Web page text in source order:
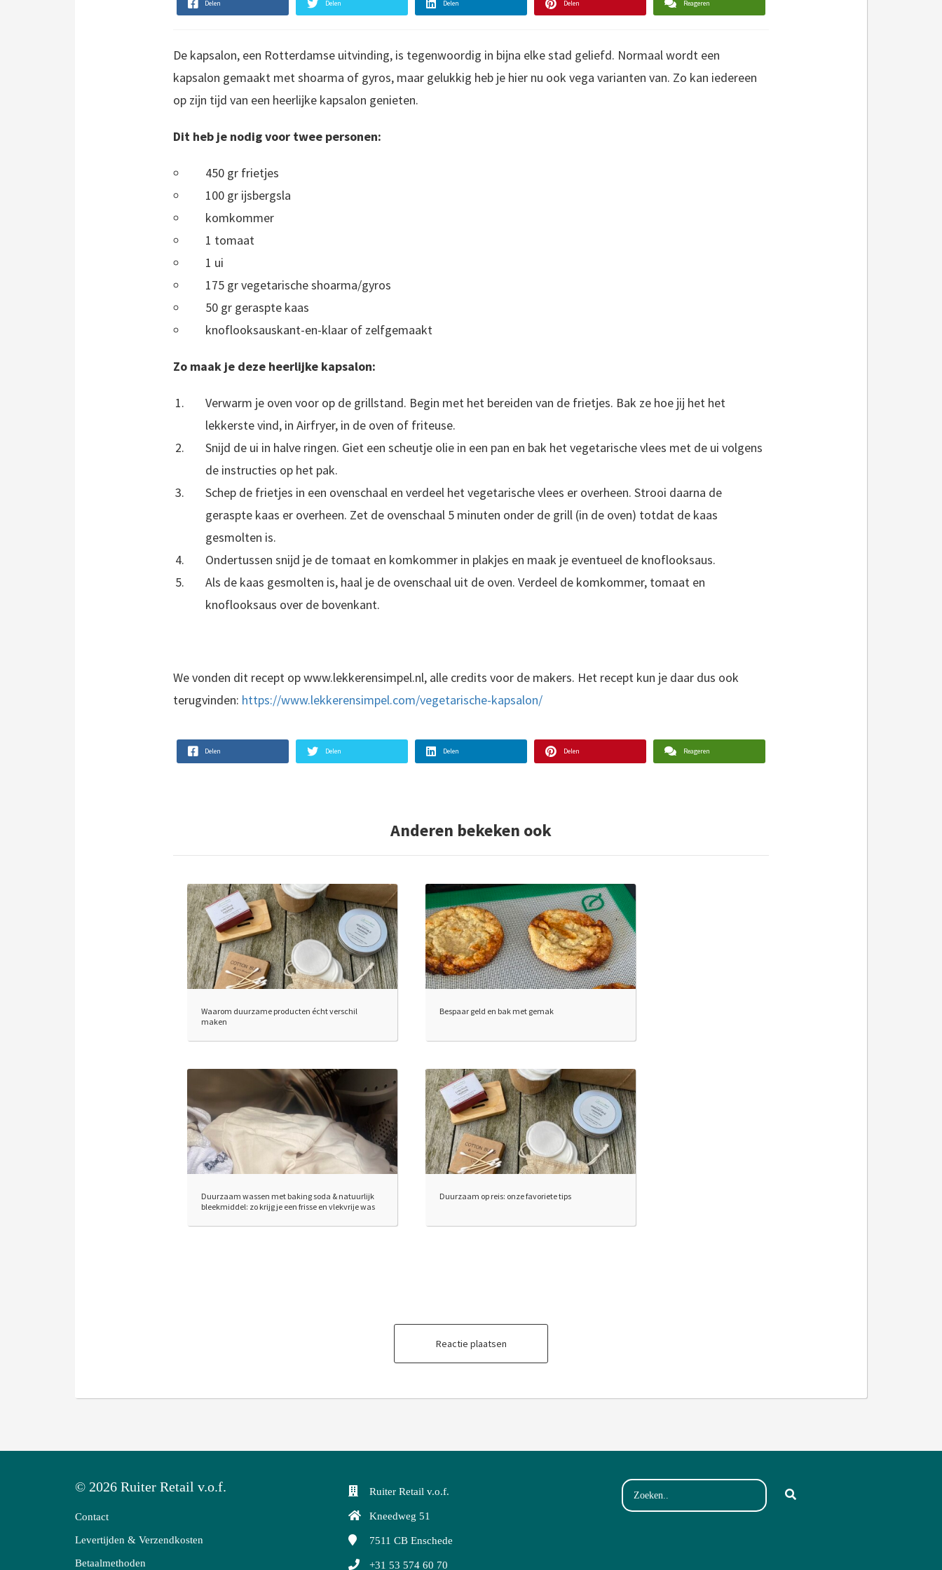
Delen Delen Delen Delen Reageren
De kapsalon, een Rotterdamse uitvinding, is tegenwoordig in bijna elke stad geliefd. Normaal wordt een
kapsalon gemaakt met shoarma of gyros, maar gelukkig heb je hier nu ook vega varianten van. Zo kan iedereen
op zijn tijd van een heerlijke kapsalon genieten.
Dit heb je nodig voor twee personen:
450 gr frietjes
100 gr ijsbergsla
komkommer
1 tomaat
1 ui
175 gr vegetarische shoarma/gyros
50 gr geraspte kaas
knoflooksauskant-en-klaar of zelfgemaakt
Zo maak je deze heerlijke kapsalon:
Verwarm je oven voor op de grillstand. Begin met het bereiden van de frietjes. Bak ze hoe jij het het
lekkerste vind, in Airfryer, in de oven of friteuse.
Snijd de ui in halve ringen. Giet een scheutje olie in een pan en bak het vegetarische vlees met de ui volgens
de instructies op het pak.
Schep de frietjes in een ovenschaal en verdeel het vegetarische vlees er overheen. Strooi daarna de
geraspte kaas er overheen. Zet de ovenschaal 5 minuten onder de grill (in de oven) totdat de kaas
gesmolten is.
Ondertussen snijd je de tomaat en komkommer in plakjes en maak je eventueel de knoflooksaus.
Als de kaas gesmolten is, haal je de ovenschaal uit de oven. Verdeel de komkommer, tomaat en
knoflooksaus over de bovenkant.
We vonden dit recept op www.lekkerensimpel.nl, alle credits voor de makers. Het recept kun je daar dus ook
terugvinden: https://www.lekkerensimpel.com/vegetarische-kapsalon/
Delen Delen Delen Delen Reageren
Anderen bekeken ook
Waarom duurzame producten écht verschil
maken
Bespaar geld en bak met gemak
Duurzaam wassen met baking soda & natuurlijk
bleekmiddel: zo krijg je een frisse en vlekvrije was
Duurzaam op reis: onze favoriete tips
Reactie plaatsen
© 2026 Ruiter Retail v.o.f.
Contact
Levertijden & Verzendkosten
Betaalmethoden
Ruiter Retail v.o.f.
Kneedweg 51
7511 CB Enschede
+31 53 574 60 70